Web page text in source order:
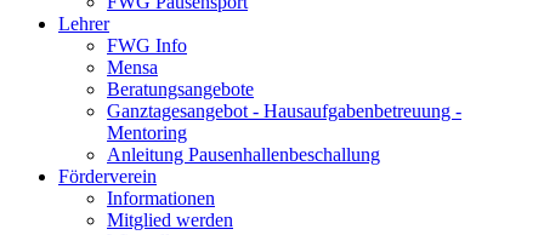
Lehrer
FWG Info
Mensa
Beratungsangebote
Ganztagesangebot - Hausaufgabenbetreuung -
Mentoring
Anleitung Pausenhallenbeschallung
Förderverein
Informationen
Mitglied werden